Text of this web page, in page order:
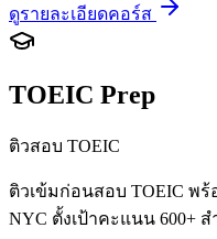
ดูรายละเอียดคอร์ส
TOEIC Prep
ติวสอบ TOEIC
ติวเข้มก่อนสอบ TOEIC พ
NYC ตั้งเป้าคะแนน 600+